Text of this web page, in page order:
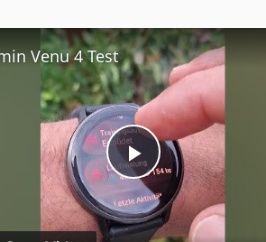
Play
Video
Venu 4 Test